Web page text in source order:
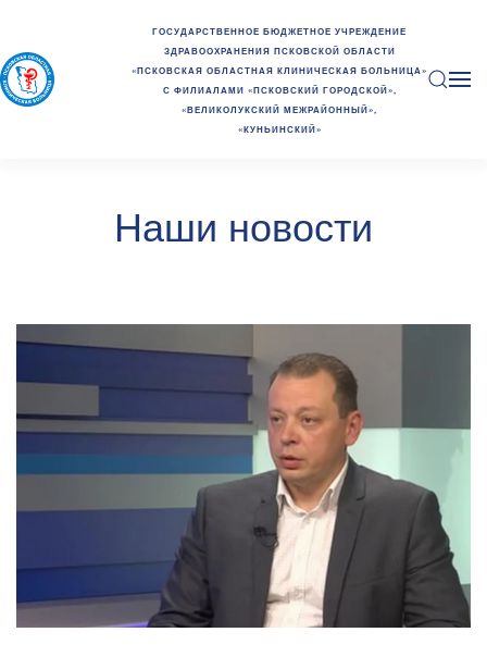
ГОСУДАРСТВЕННОЕ БЮДЖЕТНОЕ УЧРЕЖДЕНИЕ
ЗДРАВООХРАНЕНИЯ ПСКОВСКОЙ ОБЛАСТИ
«ПСКОВСКАЯ ОБЛАСТНАЯ КЛИНИЧЕСКАЯ БОЛЬНИЦА»
С ФИЛИАЛАМИ «ПСКОВСКИЙ ГОРОДСКОЙ»,
«ВЕЛИКОЛУКСКИЙ МЕЖРАЙОННЫЙ»,
«КУНЬИНСКИЙ»
Наши новости